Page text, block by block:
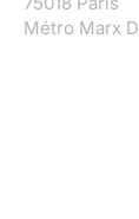
Métro Marx